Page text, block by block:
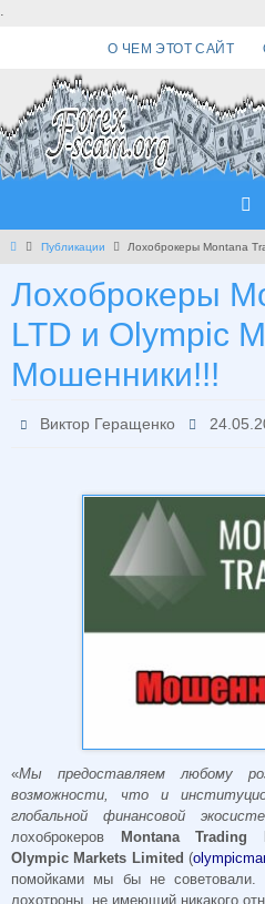
.
О ЧЕМ ЭТОТ САЙТ
Главная
Публикации Лохоброкеры Montana
Лохоброкеры
LTD и Olympic
Мошенники!!!
Виктор Геращенко
«Мы предоставляем любому
возможности, что и
глобальной финансовой
лохоброкеров
Montana Trading
Olympic Markets Limited (
помойками мы бы не
лохотроны, не имеющий никакого